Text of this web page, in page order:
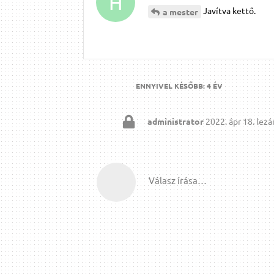
a mester Javítva kettő.
ENNYIVEL KÉSŐBB:4 ÉV
administrator 2022. ápr 18.
Válasz írása…